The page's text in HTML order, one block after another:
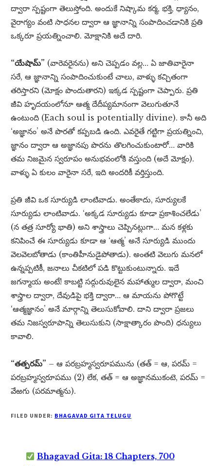
ద్వారా స్పష్టంగా తెలుస్తోంది. అందుకే నిష్కామ కర్మ, భక్తి, ధ్యానం,
వైరాగ్యం వంటి సాధనల ద్వారా ఆ జ్ఞానాన్ని సంపాదించడానికి ప్రతి
ఒక్కరూ ప్రయత్నించాలి. మోక్షానికి అదే దారి.
“యేషామ్” (వారెవరైనను) అని చెప్పడం వల్ల… ఏ జాతివారైనా
సరే, ఆ జ్ఞానాన్ని సంపాదించుకుంటే చాలు, వాళ్ళు కచ్చితంగా
తరిస్తారని (మోక్షం పొందుతారని) ఇక్కడ స్పష్టంగా చెప్పారు. ప్రతి
జీవి హృదయంలోనూ ఆత్మ దేదీప్యమానంగా వెలుగుతూనే
ఉంటుంది (Each soul is potentially divine). కానీ అది
‘అజ్ఞానం’ అనే పొరతో కప్పబడి ఉంది. ఎవరైతే గట్టిగా ప్రయత్నించి,
జ్ఞానం ద్వారా ఆ అజ్ఞానపు పొరను తొలగించుకుంటారో… వారికి
తమ నిజమైన స్వరూపం అనుభవంలోకి వస్తుంది (అదే మోక్షం).
వాళ్ళు ఏ కులం వారైనా సరే, ఇది అందరికీ వర్తిస్తుంది.
ప్రతి జీవి ఒక సూర్యుడి లాంటివాడు. అంతేకాదు, సూర్యులకే
సూర్యుడు లాంటివాడు. ‘అక్కడ సూర్యుడు కూడా ప్రకాశించలేడు’
(న తత్ర సూర్యో భాతి) అని శాస్త్రాలు చెప్పినట్లుగా… మన కళ్లకు
కనిపించే ఈ సూర్యుడు కూడా ఆ ‘ఆత్మ’ అనే సూర్యుడి ముందు
వెలవెలబోతాడు (కాంతిహీనుడైపోతాడు). అంతటి వెలుగు మనలో
ఉన్నప్పటికీ, జనాలు చీకటిలో పడి కొట్టుకుంటున్నారు. ఇదే
జగన్మాయ అంటే! కాబట్టి సద్గురువులైన మహాత్ముల ద్వారా, మంచి
శాస్త్రాల ద్వారా, దేవుడిపై భక్తి ద్వారా… ఆ మాయను పోగొట్టే
‘ఆత్మజ్ఞానం’ అనే మార్గాన్ని తెలుసుకోవాలి. దాని ద్వారా ప్రజలు
తమ నిజస్వరూపాన్ని తెలుసుకుని (సాక్షాత్కారం పొంది) ధన్యులు
కావాలి.
“తత్పరమ్” – ఆ పరబ్రహ్మస్వరూపమును (తత్ = ఆ, పరమ్ =
పరబ్రహ్మస్వరూపము (2) లేక, తత్ = ఆ అజ్ఞానముకంటె, పరమ్ =
వేఱగు (పరమాత్మను).
FILED UNDER: BHAGAVAD GITA TELUGU
Bhagavad Gita: 18 Chapters, 700